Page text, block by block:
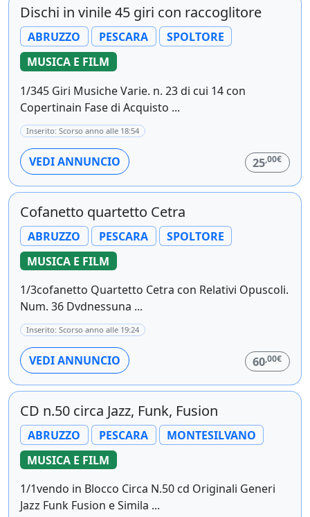
Dischi in vinile 45 giri con raccoglitore
ABRUZZO PESCARA
SPOLTORE
MUSICA E FILM
1/345 Giri Musiche Varie. n. 23 di cui 14 con
Copertinain Fase di Acquisto ...
Inserito: Scorso anno alle 18:54
VEDI ANNUNCIO 25,00€
Cofanetto quartetto Cetra
ABRUZZO PESCARA
SPOLTORE
MUSICA E FILM
1/3cofanetto Quartetto Cetra con Relativi Opuscoli.
Num. 36 Dvdnessuna ...
Inserito: Scorso anno alle 19:24
VEDI ANNUNCIO 60,00€
CD n.50 circa Jazz, Funk, Fusion
ABRUZZO PESCARA
MONTESILVANO
MUSICA E FILM
1/1vendo in Blocco Circa N.50 cd Originali Generi
Jazz Funk Fusion e Simila ...